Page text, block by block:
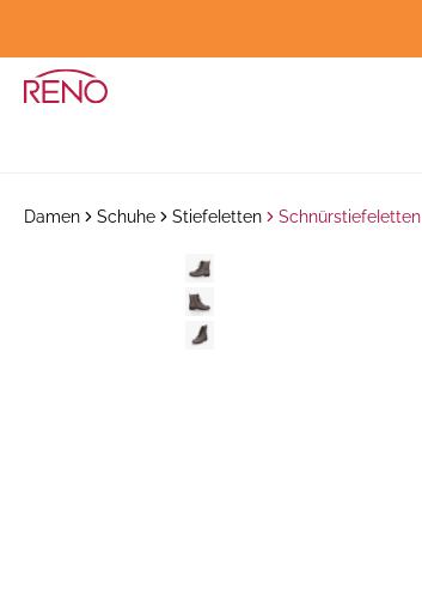
Damen Schuhe Stiefeletten Schnürstiefeletten